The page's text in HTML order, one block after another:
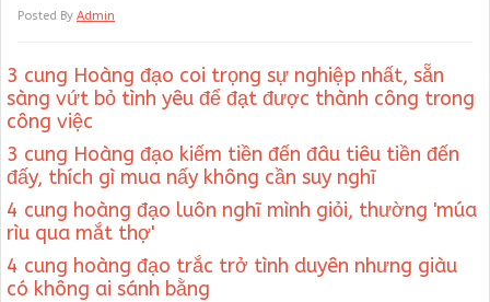
Posted By Admin
3 cung Hoàng đạo coi trọng sự nghiệp nhất, sẵn
sàng vứt bỏ tình yêu để đạt được thành công trong
công việc
3 cung Hoàng đạo kiếm tiền đến đâu tiêu tiền đến
đấy, thích gì mua nấy không cần suy nghĩ
4 cung hoàng đạo luôn nghĩ mình giỏi, thường 'múa
rìu qua mắt thợ'
4 cung hoàng đạo trắc trở tình duyên nhưng giàu
có không ai sánh bằng